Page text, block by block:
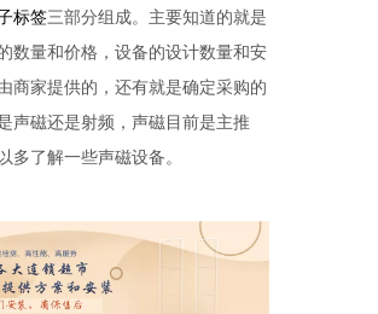
标签三部分组成。主要知道的就是
数量和价格，设备的设计数量和安
商家提供的，还有就是确定采购的
声磁还是射频，声磁目前是主推
多了解一些声磁设备。